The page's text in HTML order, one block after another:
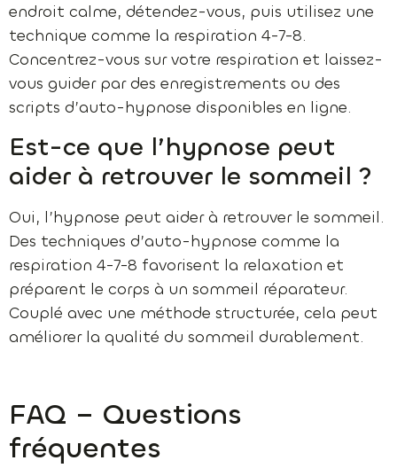
endroit calme, détendez-vous, puis utilisez une
technique comme la respiration 4-7-8.
Concentrez-vous sur votre respiration et laissez-
vous guider par des enregistrements ou des
scripts d’auto-hypnose disponibles en ligne.
Est-ce que l’hypnose peut
aider à retrouver le sommeil ?
Oui, l’hypnose peut aider à retrouver le sommeil.
Des techniques d’auto-hypnose comme la
respiration 4-7-8 favorisent la relaxation et
préparent le corps à un sommeil réparateur.
Couplé avec une méthode structurée, cela peut
améliorer la qualité du sommeil durablement.
FAQ – Questions
fréquentes